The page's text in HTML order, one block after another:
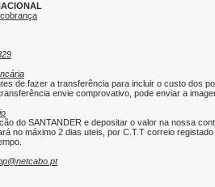
de fazer a transferência para incluir o custo dos
envie comprovativo, pode enviar a
do SANTANDER e depositar o valor na nossa
no máximo 2 dias uteis, por C.T.T correio